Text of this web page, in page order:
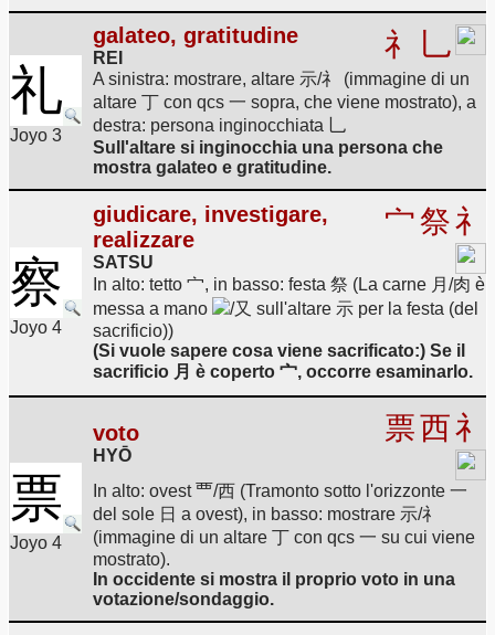
礼
Joyo 3
galateo, gratitudine
REI 礻 乚
A sinistra: mostrare, altare 示/礻 (immagine di un
altare 丁 con qcs 一 sopra, che viene mostrato), a
destra: persona inginocchiata 乚
Sull'altare si inginocchia una persona che
mostra galateo e gratitudine.
察
Joyo 4
giudicare, investigare,
realizzare
SATSU
宀祭礻
In alto: tetto 宀, in basso: festa 祭 (La carne 月/肉 è
messa a mano
/又 sull'altare 示 per la festa (del
sacrificio))
(Si vuole sapere cosa viene sacrificato:) Se il
sacrificio 月 è coperto 宀, occorre esaminarlo.
票
Joyo 4
voto
HYŌ
票西礻
In alto: ovest 覀/西 (Tramonto sotto l'orizzonte 一
del sole 日 a ovest), in basso: mostrare 示/礻
(immagine di un altare 丁 con qcs 一 su cui viene
mostrato).
In occidente si mostra il proprio voto in una
votazione/sondaggio.